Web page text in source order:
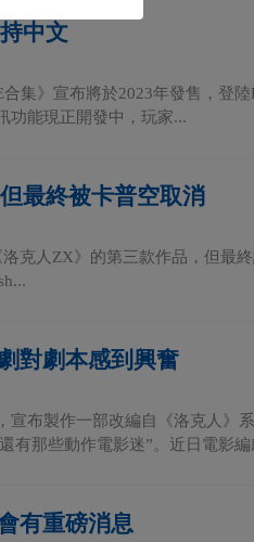
中文
集》宣布將於2023年發售，登
功能現正開發中，玩家...
最終被卡普空取消
克人ZX》的第三款作品，但最
對劇本感到興奮
宣布製作一部改編自《洛克人》
有那些動作電影迷”。近日電影編
有重磅消息